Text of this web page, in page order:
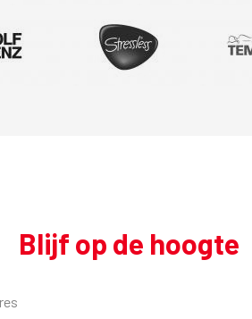
Blijf op de hoogte